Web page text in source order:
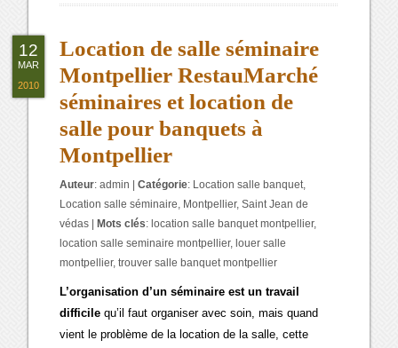
Location de salle séminaire
Montpellier RestauMarché
séminaires et location de
salle pour banquets à
Montpellier
Auteur:admin |Catégorie: Location salle banquet,
Location salle séminaire, Montpellier,Saint Jean de
védas
Mots clés: location salle banquet montpellier,
location salle seminaire montpellier, louer salle
montpellier,trouver salle banquet montpellier
L’organisation d’un séminaire est un travail
difficile qu’il faut organiser avec soin, mais quand
vient le problème de la location de la salle, cette
12
MAR
2010